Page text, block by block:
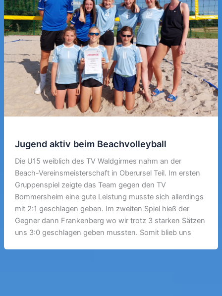
Jugend aktiv beim Beachvolleyball
Die U15 weiblich des TV Waldgirmes nahm an der
Beach-Vereinsmeisterschaft in Oberursel Teil. Im ersten
Gruppenspiel zeigte das Team gegen den TV
Bommersheim eine gute Leistung musste sich allerdings
mit 2:1 geschlagen geben. Im zweiten Spiel hieß der
Gegner dann Frankenberg wo wir trotz 3 starken Sätzen
uns 3:0 geschlagen geben mussten. Somit blieb uns